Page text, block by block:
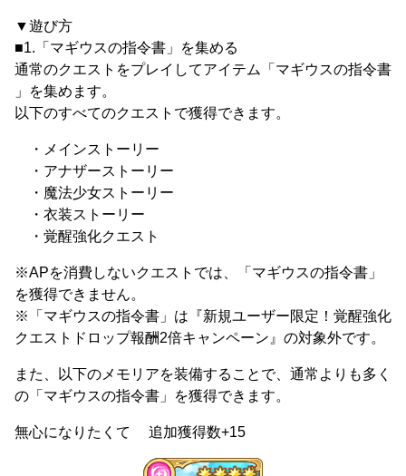
▼遊び方
■1.「マギウスの指令書」を集める
通常のクエストをプレイしてアイテム「マギウスの指令書
」を集めます。
以下のすべてのクエストで獲得できます。
・メインストーリー
・アナザーストーリー
・魔法少女ストーリー
・衣装ストーリー
・覚醒強化クエスト
※APを消費しないクエストでは、「マギウスの指令書」
を獲得できません。
※「マギウスの指令書」は『新規ユーザー限定！覚醒強化
クエストドロップ報酬2倍キャンペーン』の対象外です。
また、以下のメモリアを装備することで、通常よりも多く
の「マギウスの指令書」を獲得できます。
無心になりたくて 追加獲得数+15